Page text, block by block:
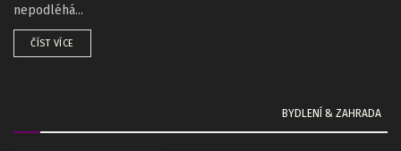
nepodléhá...
ČÍST VÍCE
BYDLENÍ & ZAHRADA